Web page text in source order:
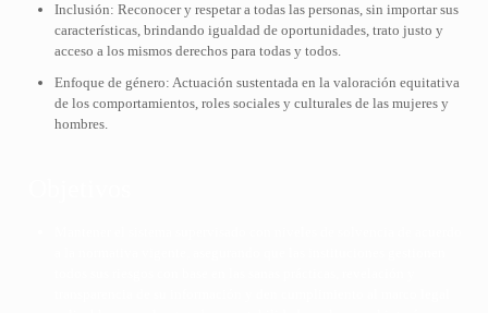
Inclusión: Reconocer y respetar a todas las personas, sin importar sus
características, brindando igualdad de oportunidades, trato justo y
acceso a los mismos derechos para todas y todos.
Enfoque de género: Actuación sustentada en la valoración equitativa
de los comportamientos, roles sociales y culturales de las mujeres y
hombres.